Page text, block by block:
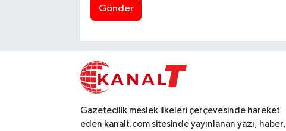
Gönder
Gazetecilik meslek ilkeleri çerçevesinde hareket
eden kanalt.com sitesinde yayınlanan yazı, haber,